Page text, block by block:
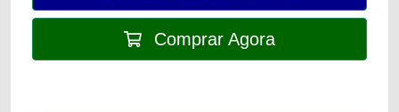
Comprar Agora